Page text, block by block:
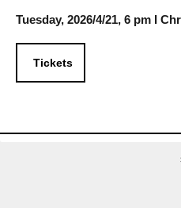
Tuesday, 2026/4/21, 6 pm I
Tickets